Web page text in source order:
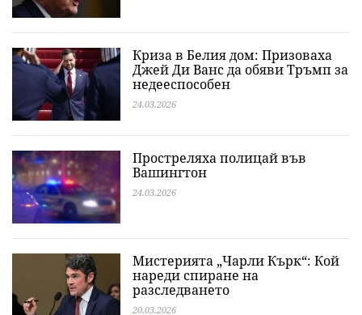
Криза в Белия дом: Призоваха
Джей Ди Ванс да обяви Тръмп за
недееспособен
24.03.2026
Простреляха полицай във
Вашингтон
24.03.2026
Мистерията „Чарли Кърк“: Кой
нареди спиране на
разследването
20.03.2026